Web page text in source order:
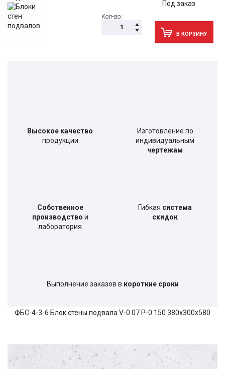
Под заказ
Кол-во:
В КОРЗИНУ
Высокое качество
продукции
Изготовление по
индивидуальным
чертежам
Собственное
производство и
лаборатория
Гибкая система
скидок
Выполнение заказов в короткие сроки
ФБС-4-3-6 Блок стены подвала V-0.07 P-0.150 380х300х580